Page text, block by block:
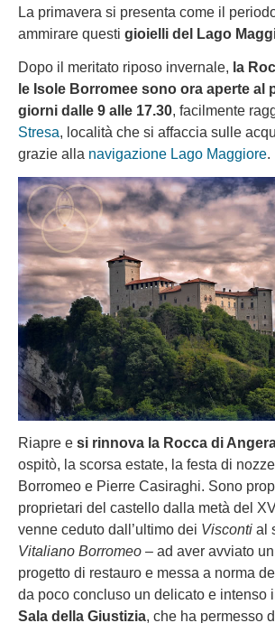
La primavera si presenta come il
ammirare questi gioielli del Lago
Dopo il meritato riposo invernale, la
le Isole Borromee sono ora aperte al
giorni dalle 9 alle 17.30, facilmente
Stresa, località che si affaccia sulle
grazie alla navigazione Lago Maggiore.
Riapre e si rinnova la Rocca di
ospitò, la scorsa estate, la festa di
Borromeo e Pierre Casiraghi. Sono
proprietari del castello dalla metà del
venne ceduto dall’ultimo dei Visconti al
Vitaliano Borromeo – ad aver avviato
progetto di restauro e messa a norma
da poco concluso un delicato e intenso
Sala della Giustizia, che ha permesso